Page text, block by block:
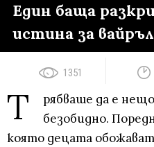
Един баща
истина за
1351
Т
рябваше да е
безобидно.
която децата обожават